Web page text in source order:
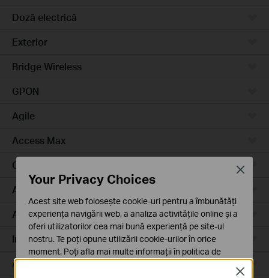
Doză electrică
Exterior
Bridge Wireless
GPON
Agile
Access Max
Campus
Access Plus
Aggregation
Industrial
Access
Close
Your Privacy Choices
Acest site web folosește cookie-uri pentru a îmbunătăți
experiența navigării web, a analiza activitățile online și a
oferi utilizatorilor cea mai bună experiență pe site-ul
nostru. Te poți opune utilizării cookie-urilor în orice
moment. Poți afla mai multe informații în politica de
Close